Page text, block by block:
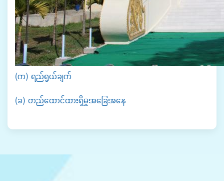
(က) ရည်ရွယ်ချက်
(ခ) တည်ထောင်ထားရှိမှုအခြေအနေ